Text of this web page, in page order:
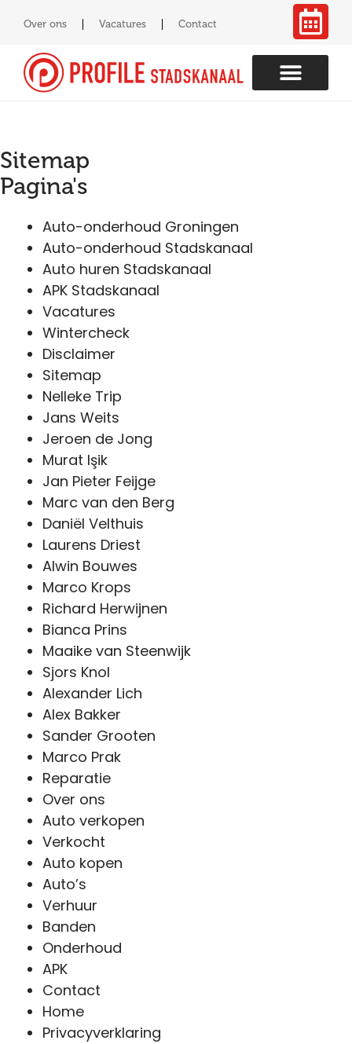
Over ons Vacatures Contact
Sitemap
Pagina's
Auto-onderhoud Groningen
Auto-onderhoud Stadskanaal
Auto huren Stadskanaal
APK Stadskanaal
Vacatures
Wintercheck
Disclaimer
Sitemap
Nelleke Trip
Jans Weits
Jeroen de Jong
Murat Işik
Jan Pieter Feijge
Marc van den Berg
Daniël Velthuis
Laurens Driest
Alwin Bouwes
Marco Krops
Richard Herwijnen
Bianca Prins
Maaike van Steenwijk
Sjors Knol
Alexander Lich
Alex Bakker
Sander Grooten
Marco Prak
Reparatie
Over ons
Auto verkopen
Verkocht
Auto kopen
Auto’s
Verhuur
Banden
Onderhoud
APK
Contact
Home
Privacyverklaring